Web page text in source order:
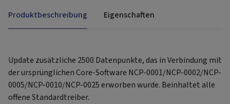
Produktbeschreibung Eigenschaften
Update zusätzliche 2500 Datenpunkte, das in Verbindung mit
der ursprünglichen Core-Software NCP-0001/NCP-0002/NCP-
0005/NCP-0010/NCP-0025 erworben wurde. Beinhaltet alle
offene Standardtreiber.